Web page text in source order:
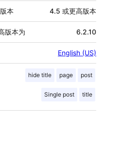
本 4.5 或更高版本
版本为 6.2.10
English (US)
hide title page post
Single post title